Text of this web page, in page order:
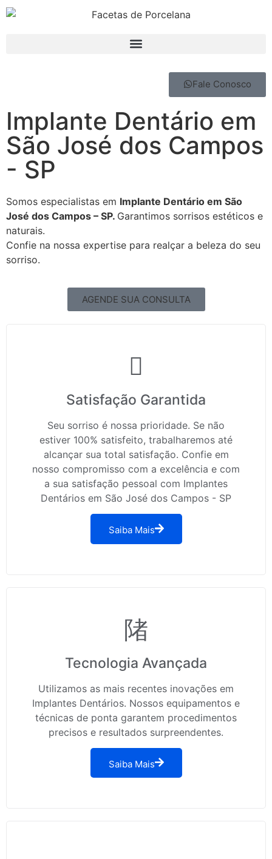
Fale Conosco
Implante Dentário em
São José dos Campos
- SP
Somos especialistas em Implante Dentário em São
José dos Campos – SP. Garantimos sorrisos estéticos e
naturais.
Confie na nossa expertise para realçar a beleza do seu
sorriso.
AGENDE SUA CONSULTA
Satisfação Garantida
Seu sorriso é nossa prioridade. Se não
estiver 100% satisfeito, trabalharemos até
alcançar sua total satisfação. Confie em
nosso compromisso com a excelência e com
a sua satisfação pessoal com Implantes
Dentários em São José dos Campos - SP
Saiba Mais
Tecnologia Avançada
Utilizamos as mais recentes inovações em
Implantes Dentários. Nossos equipamentos e
técnicas de ponta garantem procedimentos
precisos e resultados surpreendentes.
Saiba Mais